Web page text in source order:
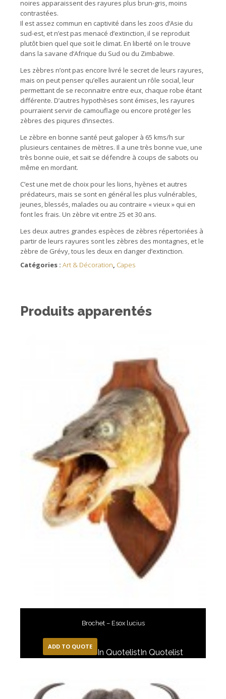
noires apparaissent des rayures plus brun-gris, moins
contrastées.
Il est assez commun en captivité dans les zoos d’Asie du
sud-est, et n’est pas menacé d’extinction, il se reproduit
plutôt bien quel que soit le climat. En liberté on le trouve
dans la savane d’Afrique du Sud ou du Zimbabwe.
Les zèbres n’ont pas encore livré le secret de leurs rayures,
mais on peut penser qu’elles auraient un rôle social, leur
permettant de se reconnaitre entre eux, chaque robe étant
différente. D’autres hypothèses sont émises, les rayures
pourraient servir de camouflage ou encore protéger les
zèbres des piqures d’insectes.
Le zèbre en bonne santé peut galoper à 65 kms/h sur
plusieurs centaines de mètres. Il a une très bonne vue, une
très bonne ouïe, et sait se défendre à coups de sabots ou
même en mordant.
C’est une met de choix pour les lions, hyènes et autres
prédateurs, mais se sont en général les plus vulnérables,
jeunes, blessés, malades ou au contraire « vieux » qui en
font les frais. Un zèbre vit entre 25 et 30 ans.
Les deux autres grandes espèces de zèbres répertoriées à
partir de leurs rayures sont les zèbres des montagnes, et le
zèbre de Grévy, tous les deux en danger d’extinction.
Catégories : Art & Décoration Capes
Produits apparentés
Brochet – Esox lucius
ADD TO QUOTE
In Quotelist In Quotelist